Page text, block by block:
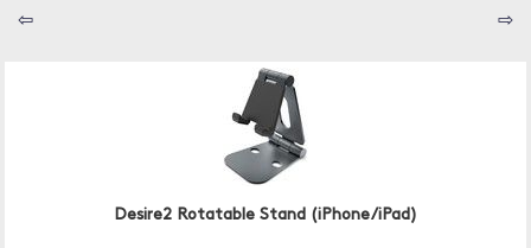
⇦ ⇨
Desire2 Rotatable Stand (iPhone/iPad)